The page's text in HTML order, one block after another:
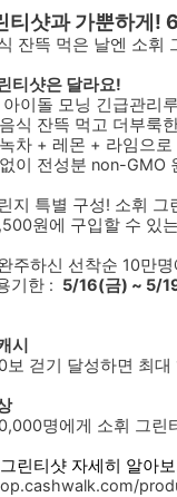
티샷과 가뿐하게!
잔뜩 먹은 날엔 소휘
티샷은 달라요!
아이돌 모닝 긴급관리
식 잔뜩 먹고 더부룩
차 + 레몬 + 라임으
이 전성분 non-GMO
지 특별 구성! 소휘 그
원에 구입할 수 있
주하신 선착순 10만
기한 : 5/16(금) ~ 5/
시
보 걷기 달성하면 최
명에게 소휘 그린
린티샷 자세히 알아